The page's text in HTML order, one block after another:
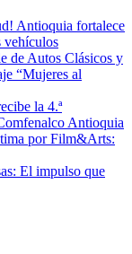
Antioquia fortalece
vehículos
de Autos Clásicos y
“Mujeres al
la 4.ª
Antioquia
por Film&Arts:
El impulso que